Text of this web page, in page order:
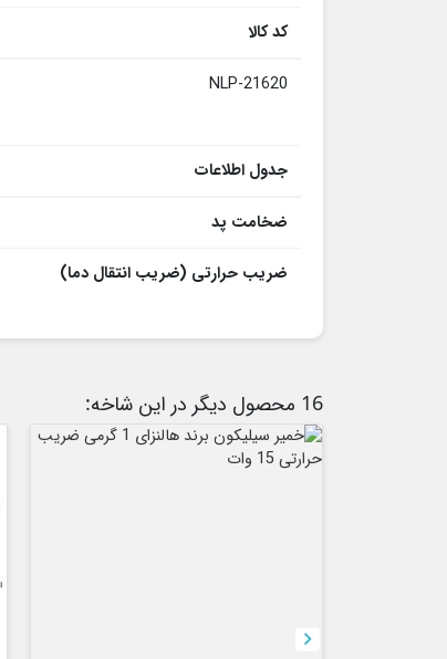
کد کالا
NLP-21620
جدول اطلاعات
ضخامت پد
ضریب حرارتی (ضریب انتقال دما)
16 محصول دیگر در این شاخه:
